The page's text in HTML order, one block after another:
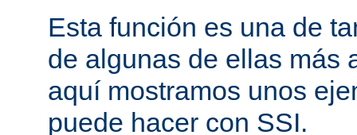
Esta función es una de
de algunas de ellas más
aquí mostramos unos
puede hacer con SSI.